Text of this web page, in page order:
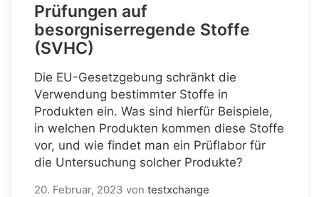
Prüfungen auf
besorgniserregende Stoffe
(SVHC)
Die EU-Gesetzgebung schränkt die
Verwendung bestimmter Stoffe in
Produkten ein. Was sind hierfür Beispiele,
in welchen Produkten kommen diese Stoffe
vor, und wie findet man ein Prüflabor für
die Untersuchung solcher Produkte?
20. Februar, 2023 von testxchange